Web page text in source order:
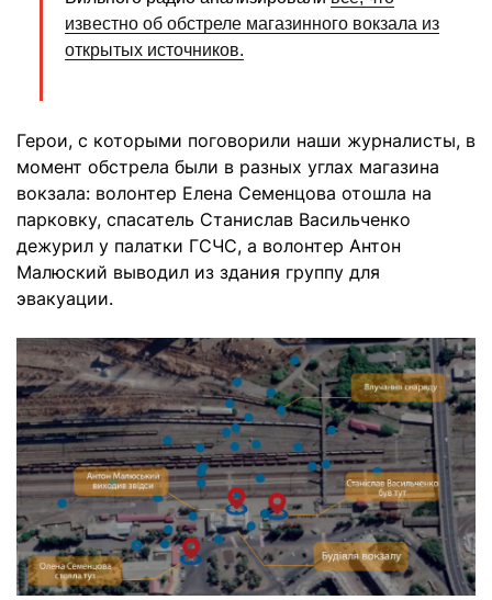
известно об обстреле магазинного вокзала из
открытых источников.
Герои, с которыми поговорили наши журналисты, в
момент обстрела были в разных углах магазина
вокзала: волонтер Елена Семенцова отошла на
парковку, спасатель Станислав Васильченко
дежурил у палатки ГСЧС, а волонтер Антон
Малюский выводил из здания группу для
эвакуации.